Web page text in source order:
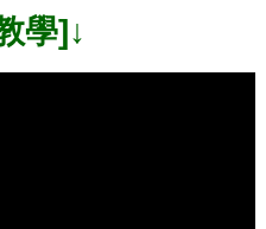
學]↓